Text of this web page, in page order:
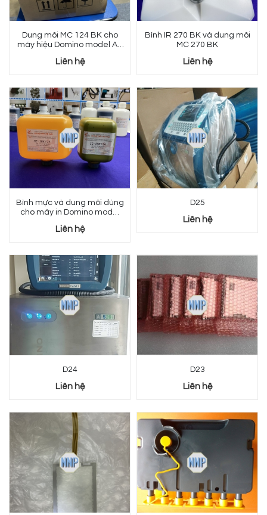
Dung môi MC 124 BK cho
máy hiệu Domino model AX
Liên hệ
Bình IR 270 BK và dung môi
MC 270 BK
Liên hệ
Bình mực và dung môi dùng
cho máy in Domino model
Liên hệ
D25
Liên hệ
D24
Liên hệ
D23
Liên hệ